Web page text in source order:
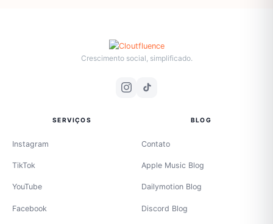
Crescimento social, simplificado.
SERVIÇOS
Instagram
TikTok
YouTube
Facebook
BLOG
Contato
Apple Music Blog
Dailymotion Blog
Discord Blog